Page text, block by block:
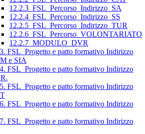
12.2.3_FSL_Percorso_Indirizzo_SA
12.2.4_FSL_Percorso_Indirizzo_SS
12.2.5_FSL_Percorso_Indirizzo_TUR
12.2.6_FSL_Percorso_VOLONTARIATO
12.2.7_MODULO_DVR
FSL_Progetto e patto formativo Indirizzo
e SIA
FSL_Progetto e patto formativo Indirizzo
FSL_Progetto e patto formativo Indirizzo
FSL_Progetto e patto formativo Indirizzo
FSL_Progetto e patto formativo Indirizzo